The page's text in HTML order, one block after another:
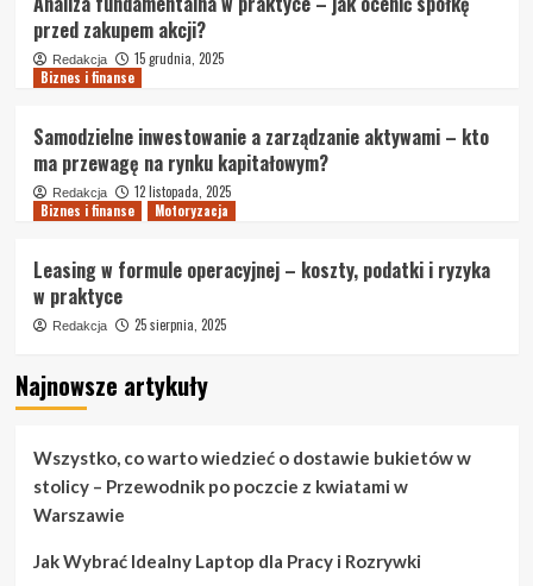
przed zakupem akcji?
Redakcja
15 grudnia, 2025
Biznes i finanse
Samodzielne inwestowanie a zarządzanie aktywami – kto
ma przewagę na rynku kapitałowym?
Redakcja
12 listopada, 2025
Biznes i finanse
Motoryzacja
Leasing w formule operacyjnej – koszty, podatki i ryzyka
w praktyce
Redakcja 25 sierpnia, 2025
Najnowsze artykuły
Wszystko, co warto wiedzieć o dostawie bukietów w
stolicy – Przewodnik po poczcie z kwiatami w
Warszawie
Jak Wybrać Idealny Laptop dla Pracy i Rozrywki